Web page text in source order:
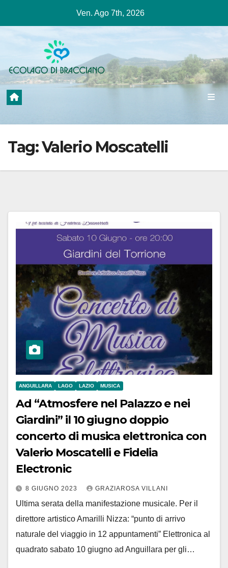
contenuto
Ven. Ago 7th, 2026
Tag:Valerio Moscatelli
ANGUILLARA LAGO LAZIO MUSICA
Ad “Atmosfere nel Palazzo e nei
Giardini” il 10 giugno doppio
concerto di musica elettronica con
Valerio Moscatelli e Fidelia
Electronic
8 GIUGNO 2023 GRAZIAROSA VILLANI
Ultima serata della manifestazione musicale. Per il
direttore artistico Amarilli Nizza: “punto di arrivo
naturale del viaggio in 12 appuntamenti” Elettronica al
quadrato sabato 10 giugno ad Anguillara per gli…